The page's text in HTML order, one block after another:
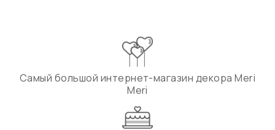
Самый большой интернет-магазин декора Meri
Meri